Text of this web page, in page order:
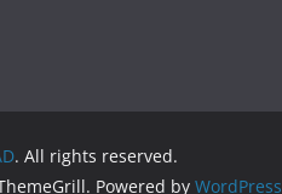
. All rights reserved.
Powered by WordPress